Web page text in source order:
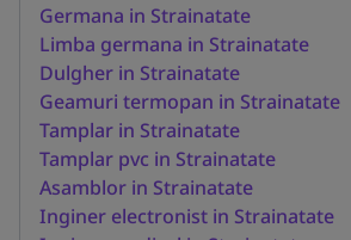
Germana in Strainatate
Limba germana in Strainatate
Dulgher in Strainatate
Geamuri termopan in Strainatate
Tamplar in Strainatate
Tamplar pvc in Strainatate
Asamblor in Strainatate
Inginer electronist in Strainatate